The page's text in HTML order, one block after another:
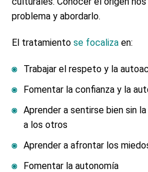
problema y abordarlo.
El tratamiento se focaliza en:
Trabajar el respeto y la
Fomentar la confianza y la
Aprender a sentirse bien sin
a los otros
Aprender a afrontar los
Fomentar la autonomía